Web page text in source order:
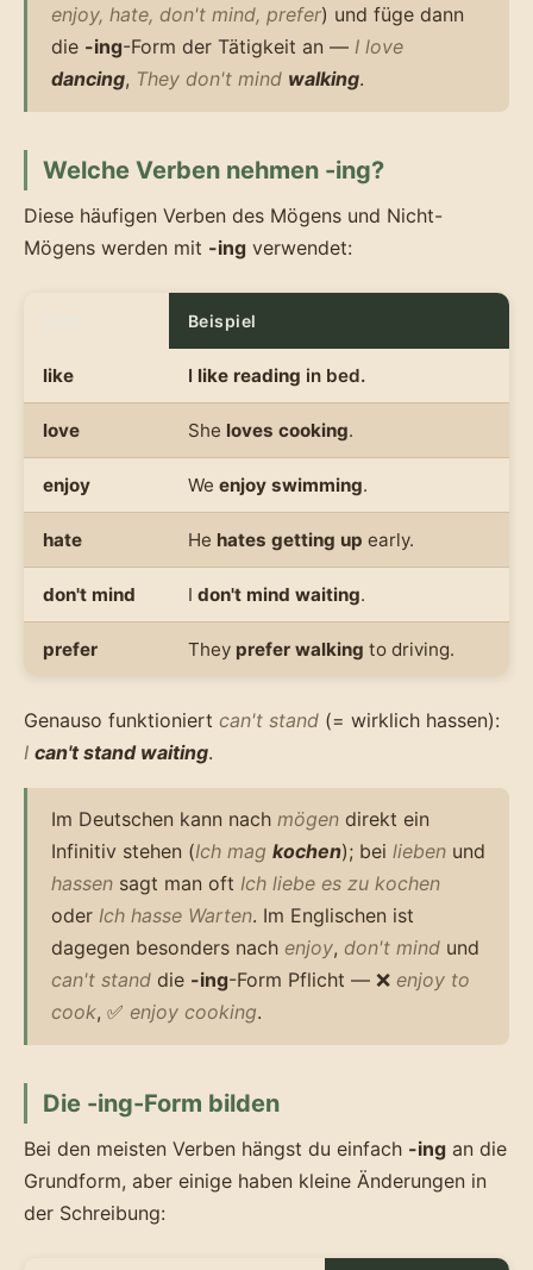
enjoy, hate, don't mind, prefer) und füge dann
die -ing-Form der Tätigkeit an — I love
dancing, They don't mind walking.
Welche Verben nehmen -ing?
Diese häufigen Verben des Mögens und Nicht-
Mögens werden mit -ing verwendet:
Beispiel
like I like reading in bed.
love She loves cooking.
enjoy We enjoy swimming.
hate He hates getting up early.
don't mind I don't mind waiting.
prefer They prefer walking to driving.
Genauso funktioniert can't stand (= wirklich hassen):
I can't stand waiting.
Im Deutschen kann nach mögen direkt ein
Infinitiv stehen (Ich mag kochen); bei lieben und
hassen sagt man oft Ich liebe es zu kochen
oder Ich hasse Warten. Im Englischen ist
dagegen besonders nach enjoy, don't mind und
can't stand die -ing-Form Pflicht — ❌ enjoy to
cook, ✅ enjoy cooking.
Die -ing-Form bilden
Bei den meisten Verben hängst du einfach -ing an die
Grundform, aber einige haben kleine Änderungen in
der Schreibung: